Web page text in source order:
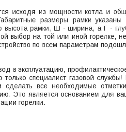
исходя из мощности котла и
размеры рамки указаны
рамки, Ш - ширина, а Г -
выбор на той или иной горелке,
по всем параметрам
в эксплуатацию,
только специалист газовой
все необходимые отметки
Это является основанием для
горелки.